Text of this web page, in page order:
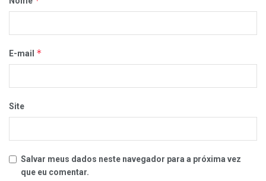
E-mail *
Site
Salvar meus dados neste navegador para a próxima vez
que eu comentar.